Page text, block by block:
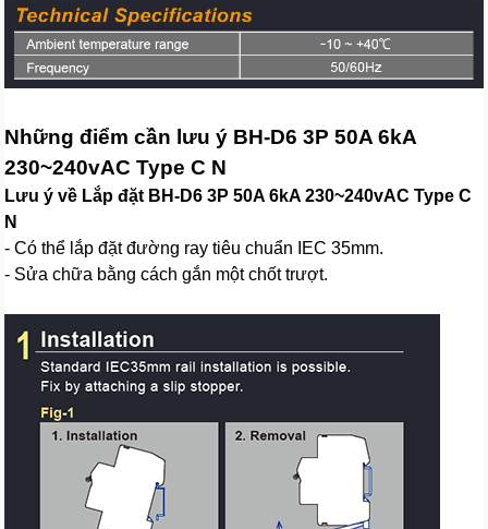
Những điểm cần lưu ý BH-D6 3P 50A 6kA
230~240vAC Type C N
Lưu ý về Lắp đặt BH-D6 3P 50A 6kA 230~240vAC Type C
N
- Có thể lắp đặt đường ray tiêu chuẩn IEC 35mm.
- Sửa chữa bằng cách gắn một chốt trượt.